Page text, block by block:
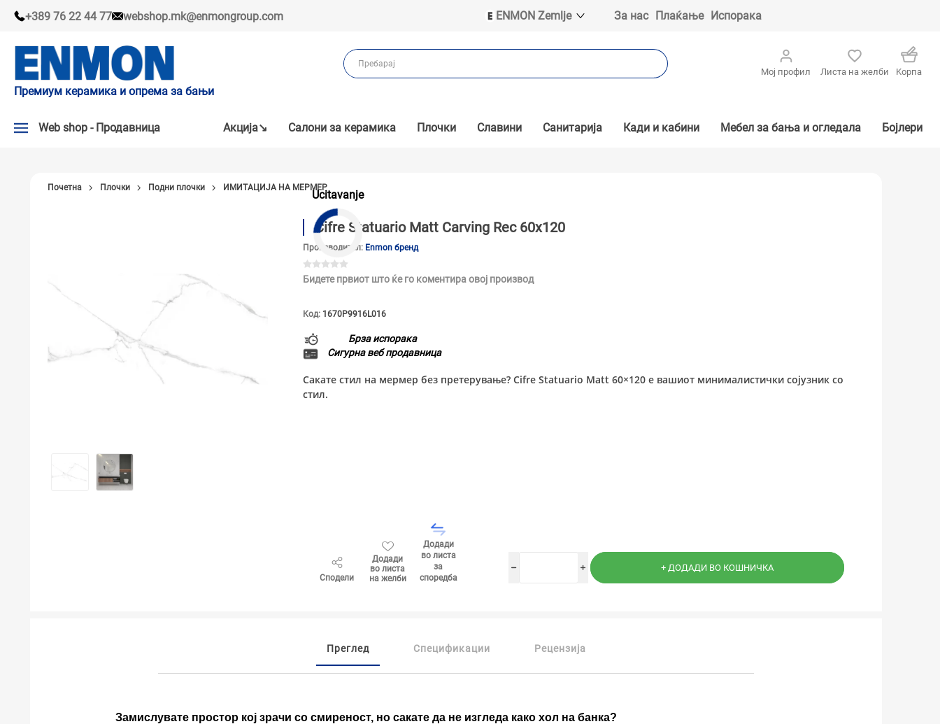
+389 76 22 44 77 webshop.mk@enmongroup.com
ENMON Zemlje
ENMON BIH
ENMON MKD
За нас Плаќање Испорака
Премиум керамика и опрема за бањи
Мој профил Листа на желби Kорпа
Web shop - Продавница
НАШИ ПРЕПОРАКИ
САНИТАРИЈА
МЕБЕЛ ЗА БАЊА И ОГЛЕДАЛА
Акцијa↘ Салони за керамика Плочки Славини Санитарија Кади и кабини Мебел за бања и огледала Бојлери
Ucitavanje
Почетна Плочки Подни плочки ИМИТАЦИЈА НА МЕРМЕР
Cifre Statuario Matt Carving Rec 60x120
Производител: Enmon бренд
Бидете првиот што ќе го коментира овој производ
Код: 1670P9916L016
Брза испорака
Сигурна веб продавница
Сакате стил на мермер без претерување? Cifre Statuario Matt 60×120 е вашиот минималистички сојузник со
стил.
Сподели
Додади
во листа
на желби
Додади
во листа
за
споредба
i
h
Преглед Спецификации Рецензија
Замислувате простор кој зрачи со смиреност, но сакате да не изгледа како хол на банка?